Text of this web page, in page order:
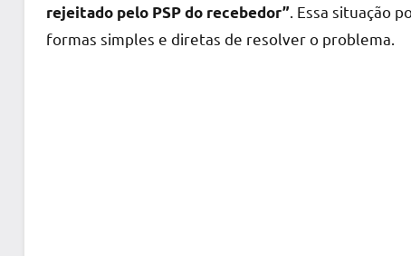
rejeitado pelo PSP do recebedor” . Essa situação
formas simples e diretas de resolver o problema.